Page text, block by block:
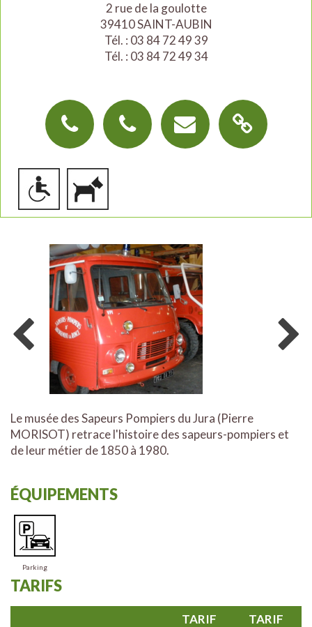
2 rue de la goulotte
39410 SAINT-AUBIN
Tél. : 03 84 72 49 39
Tél. : 03 84 72 49 34
Le musée des Sapeurs Pompiers du Jura (Pierre
MORISOT) retrace l'histoire des sapeurs-pompiers et
de leur métier de 1850 à 1980.
ÉQUIPEMENTS
Parking
TARIFS
TARIF
TARIF